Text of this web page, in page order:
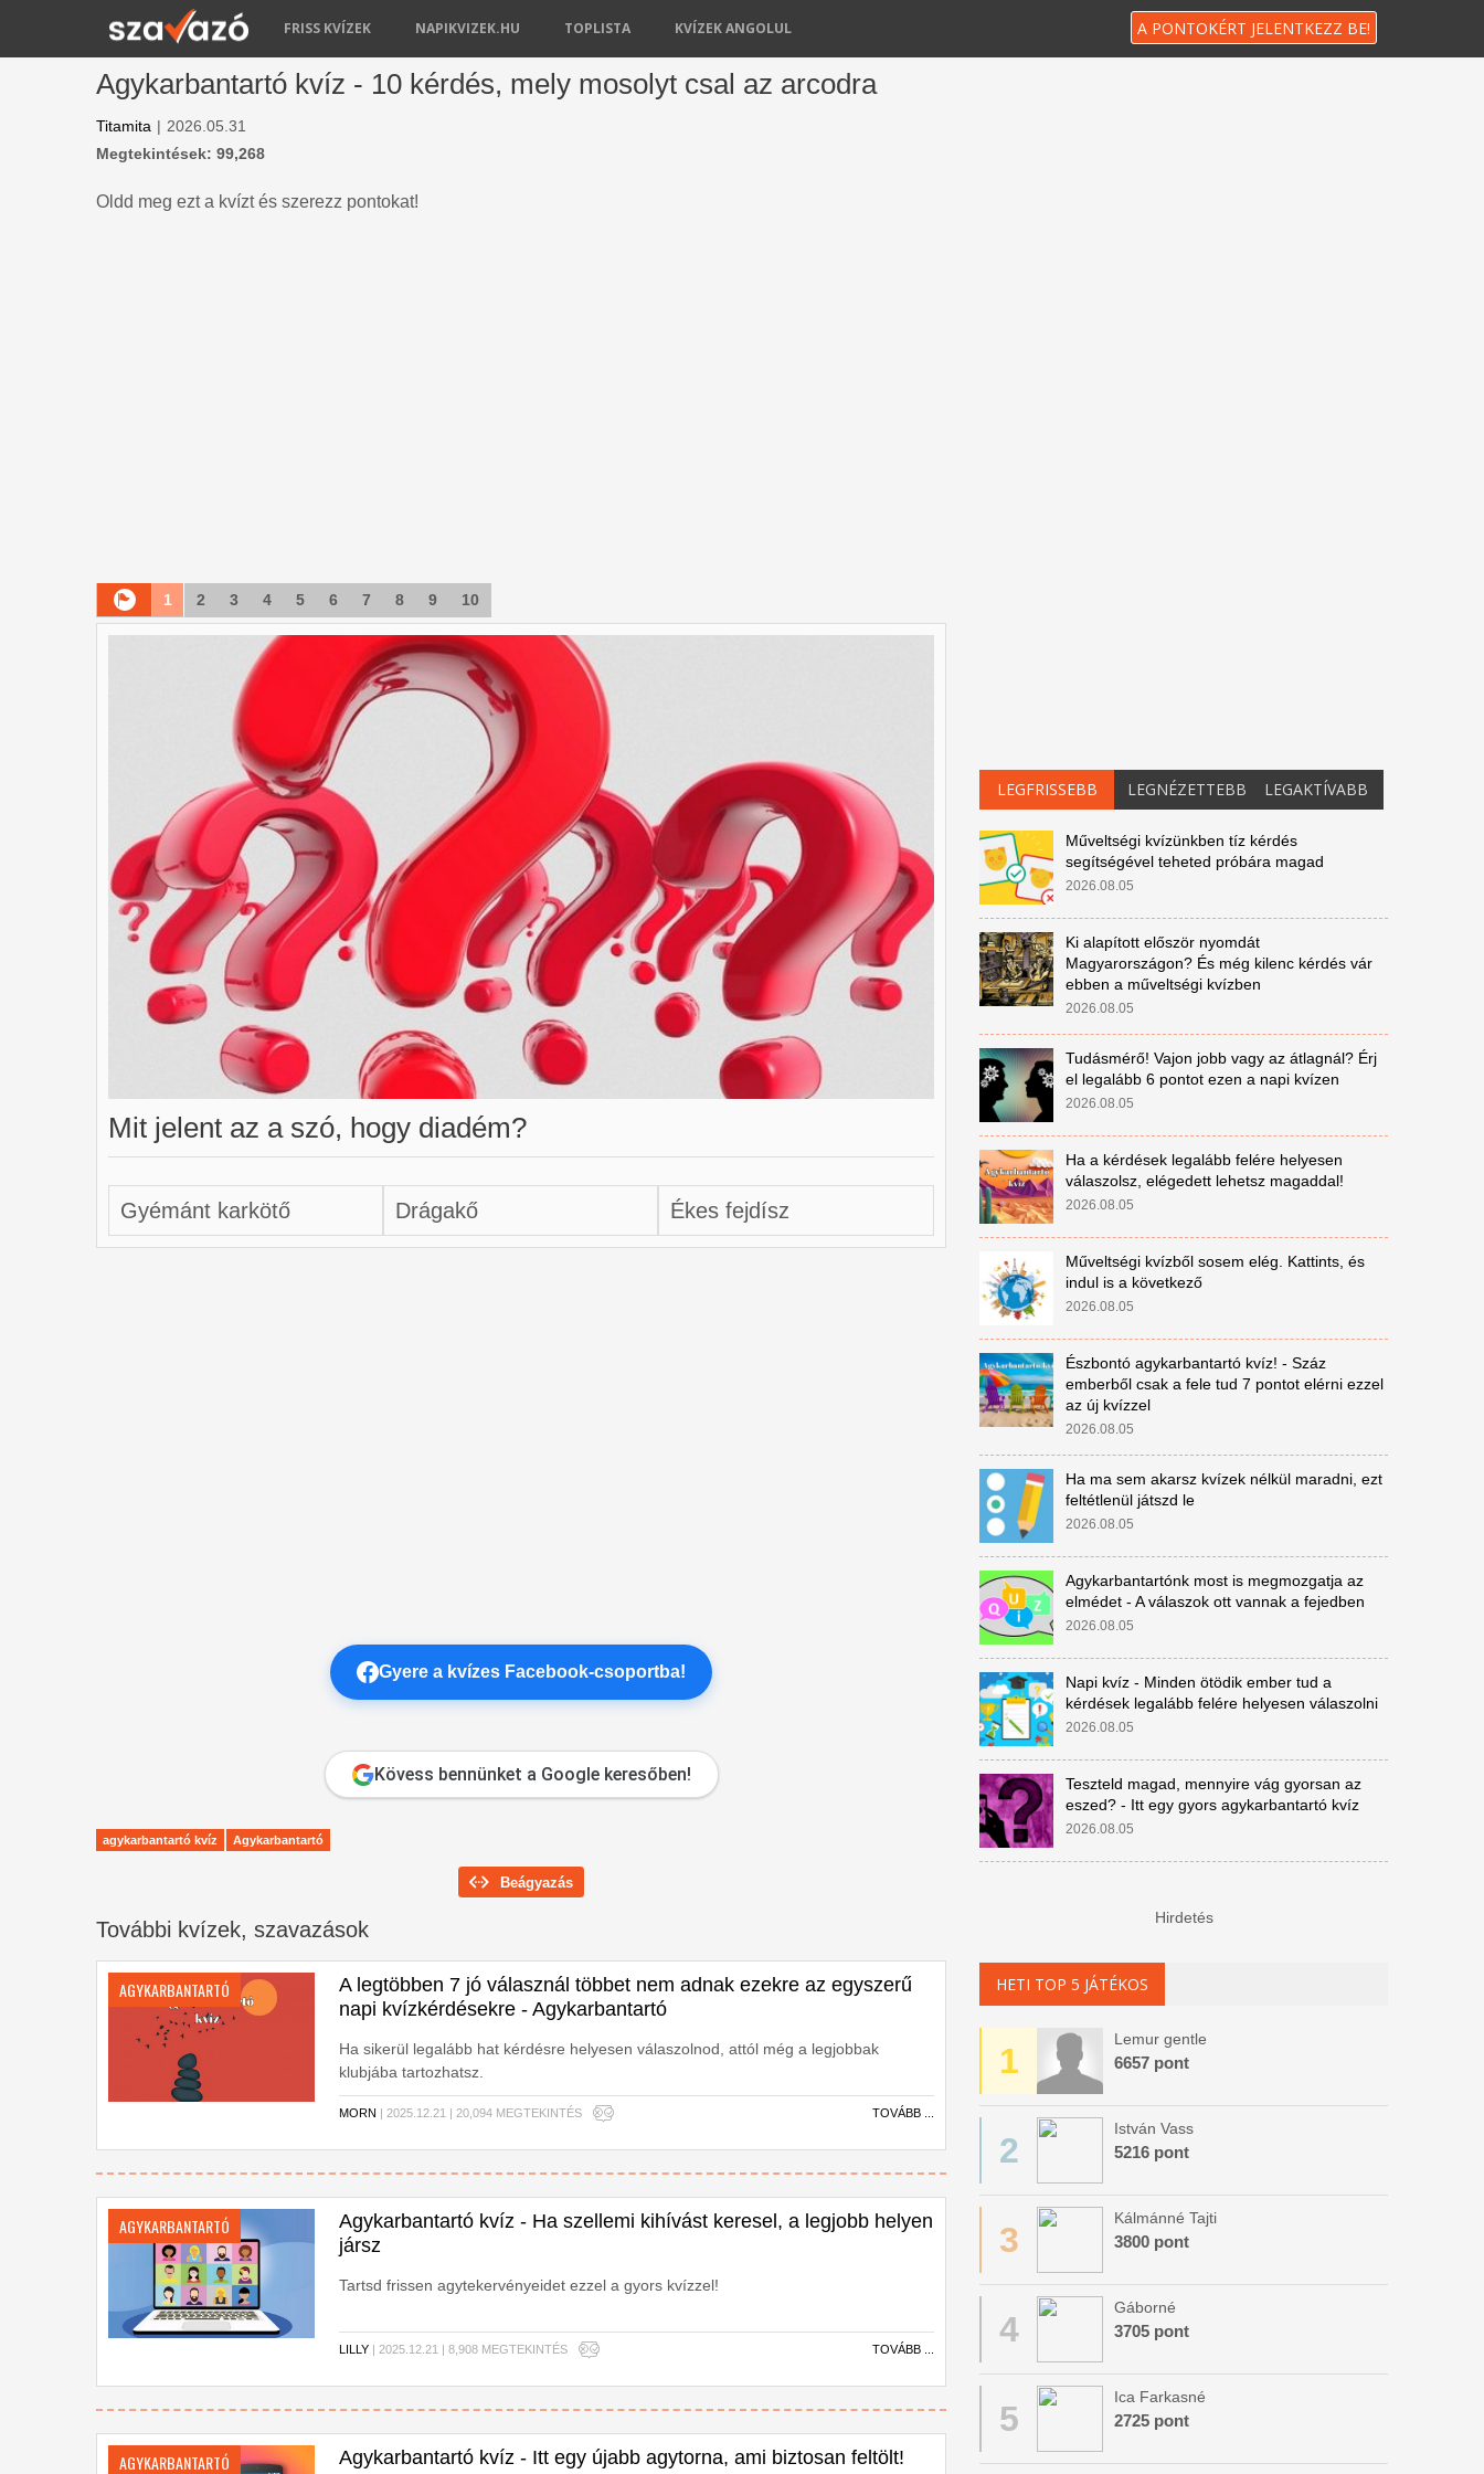
A PONTOKÉRT JELENTKEZZ BE!
FRISS KVÍZEK NAPIKVIZEK.HU TOPLISTA KVÍZEK ANGOLUL
Agykarbantartó kvíz - 10 kérdés, mely mosolyt csal az arcodra
Titamita | 2026.05.31
Megtekintések: 99,268
Oldd meg ezt a kvízt és szerezz pontokat!
1 2 3 4 5 6 7 8 9 10
Mit jelent az a szó, hogy diadém?
Gyémánt karkötő Drágakő Ékes fejdísz
Gyere a kvízes Facebook-csoportba!
Kövess bennünket a Google keresőben!
agykarbantartó kvíz Agykarbantartó
Beágyazás
További kvízek, szavazások
AGYKARBANTARTÓ
A legtöbben 7 jó válasznál többet nem adnak ezekre az egyszerű
napi kvízkérdésekre - Agykarbantartó
Ha sikerül legalább hat kérdésre helyesen válaszolnod, attól még a legjobbak
klubjába tartozhatsz.
MORN | 2025.12.21 | 20,094 MEGTEKINTÉS TOVÁBB ...
AGYKARBANTARTÓ
Agykarbantartó kvíz - Ha szellemi kihívást keresel, a legjobb helyen
jársz
Tartsd frissen agytekervényeidet ezzel a gyors kvízzel!
LILLY | 2025.12.21 | 8,908 MEGTEKINTÉS TOVÁBB ...
AGYKARBANTARTÓ Agykarbantartó kvíz - Itt egy újabb agytorna, ami biztosan feltölt!
LEGFRISSEBB LEGNÉZETTEBB LEGAKTÍVABB
Műveltségi kvízünkben tíz kérdés
segítségével teheted próbára magad
2026.08.05
Ki alapított először nyomdát
Magyarországon? És még kilenc kérdés vár
ebben a műveltségi kvízben
2026.08.05
Tudásmérő! Vajon jobb vagy az átlagnál? Érj
el legalább 6 pontot ezen a napi kvízen
2026.08.05
Ha a kérdések legalább felére helyesen
válaszolsz, elégedett lehetsz magaddal!
2026.08.05
Műveltségi kvízből sosem elég. Kattints, és
indul is a következő
2026.08.05
Észbontó agykarbantartó kvíz! - Száz
emberből csak a fele tud 7 pontot elérni ezzel
az új kvízzel
2026.08.05
Ha ma sem akarsz kvízek nélkül maradni, ezt
feltétlenül játszd le
2026.08.05
Agykarbantartónk most is megmozgatja az
elmédet - A válaszok ott vannak a fejedben
2026.08.05
Napi kvíz - Minden ötödik ember tud a
kérdések legalább felére helyesen válaszolni
2026.08.05
Teszteld magad, mennyire vág gyorsan az
eszed? - Itt egy gyors agykarbantartó kvíz
2026.08.05
Hirdetés
HETI TOP 5 JÁTÉKOS
1
Lemur gentle
6657 pont
2
István Vass
5216 pont
3
Kálmánné Tajti
3800 pont
4
Gáborné
3705 pont
5
Ica Farkasné
2725 pont